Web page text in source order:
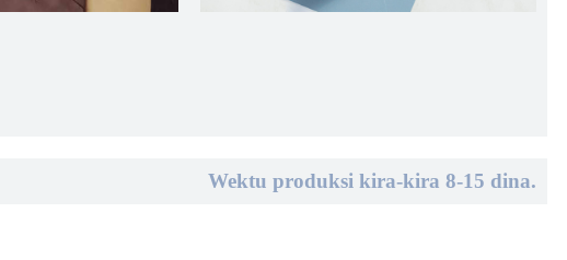
Wektu produksi kira-kira 8-15 dina.